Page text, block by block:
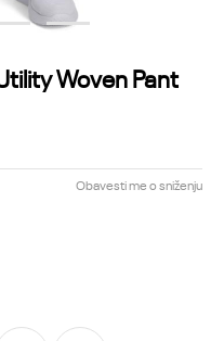
4
Woven Pant
Obavesti me o sniženju